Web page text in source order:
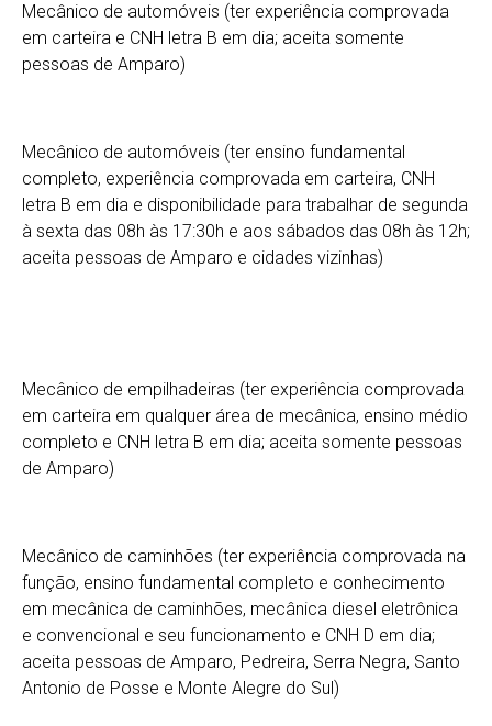
Mecânico de automóveis (ter experiência comprovada
em carteira e CNH letra B em dia; aceita somente
pessoas de Amparo)
Mecânico de automóveis (ter ensino fundamental
completo, experiência comprovada em carteira, CNH
letra B em dia e disponibilidade para trabalhar de segunda
à sexta das 08h às 17:30h e aos sábados das 08h às 12h;
aceita pessoas de Amparo e cidades vizinhas)
Mecânico de empilhadeiras (ter experiência comprovada
em carteira em qualquer área de mecânica, ensino médio
completo e CNH letra B em dia; aceita somente pessoas
de Amparo)
Mecânico de caminhões (ter experiência comprovada na
função, ensino fundamental completo e conhecimento
em mecânica de caminhões, mecânica diesel eletrônica
e convencional e seu funcionamento e CNH D em dia;
aceita pessoas de Amparo, Pedreira, Serra Negra, Santo
Antonio de Posse e Monte Alegre do Sul)